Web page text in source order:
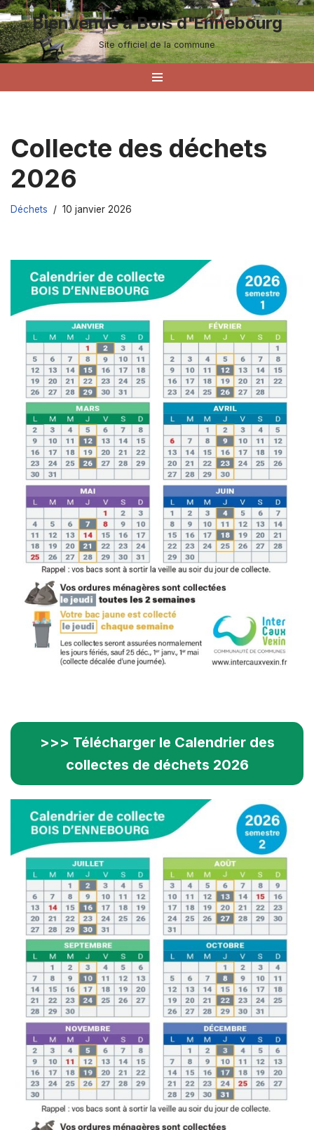
Aller
au
Bienvenue à Bois d'Ennebourg
Site officiel de la commune
Collecte des déchets
2026
Déchets 10 janvier 2026
>>> Télécharger le Calendrier des
collectes de déchets 2026